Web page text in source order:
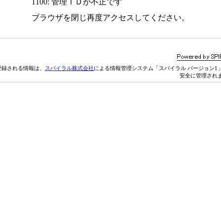
1100: 管理ＩＤが不正です
ブラウザを閉じ再度アクセスしてください。
される情報は、 スパイラル株式会社による情報管理システム「スパイラル バージョン1
安全に管理され